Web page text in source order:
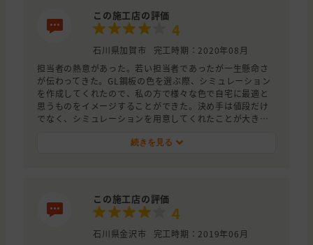
この施工店の評価
4
石川県加賀市
完工時期：2020年08月
担当者の熱意があった。若い担当者であったが一生懸命さ
が伝わってきた。GL鋼板の色を選ぶ際、シミュレーション
を作成してくれたので、私の方で様々な色で自宅に最適と
思うものをイメージすることができた。決め手は値段だけ
でなく、シミュレーションを用意してくれたことが大き
続きを見る
この施工店の評価
4
石川県金沢市
完工時期：2019年06月